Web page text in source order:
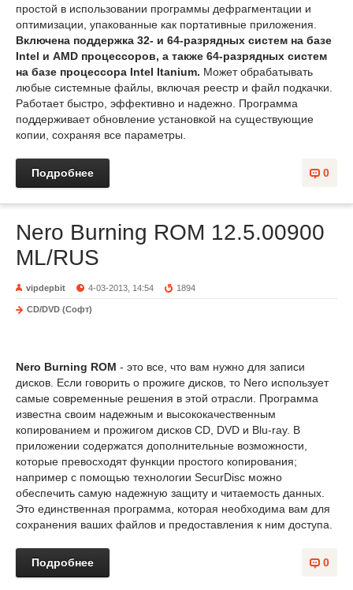
простой в использовании программы дефрагментации и
оптимизации, упакованные как портативные приложения.
Включена поддержка 32- и 64-разрядных систем на базе
Intel и AMD процессоров, а также 64-разрядных систем
на базе процессора Intel Itanium. Может обрабатывать
любые системные файлы, включая реестр и файл подкачки.
Работает быстро, эффективно и надежно. Программа
поддерживает обновление установкой на существующие
копии, сохраняя все параметры.
0
Подробнее
Nero Burning ROM 12.5.00900
ML/RUS
vipdepbit 4-03-2013, 14:54 1894
CD/DVD (Софт)
Nero Burning ROM - это все, что вам нужно для записи
дисков. Если говорить о прожиге дисков, то Nero использует
самые современные решения в этой отрасли. Программа
известна своим надежным и высококачественным
копированием и прожигом дисков CD, DVD и Blu-ray. В
приложении содержатся дополнительные возможности,
которые превосходят функции простого копирования;
например с помощью технологии SecurDisc можно
обеспечить самую надежную защиту и читаемость данных.
Это единственная программа, которая необходима вам для
сохранения ваших файлов и предоставления к ним доступа.
0
Подробнее